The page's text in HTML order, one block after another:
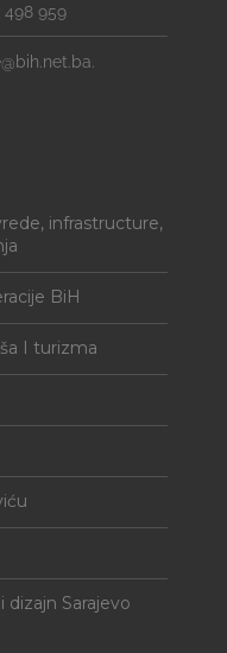
498 959
infrastructure,
BiH
I turizma
dizajn Sarajevo